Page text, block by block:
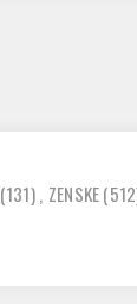
(131), ZENSKE